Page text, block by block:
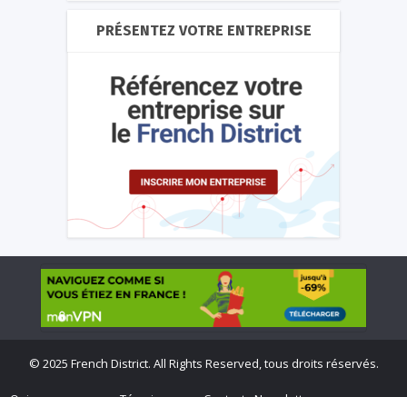
PRÉSENTEZ VOTRE ENTREPRISE
© 2025 French District. All Rights Reserved, tous droits réservés.